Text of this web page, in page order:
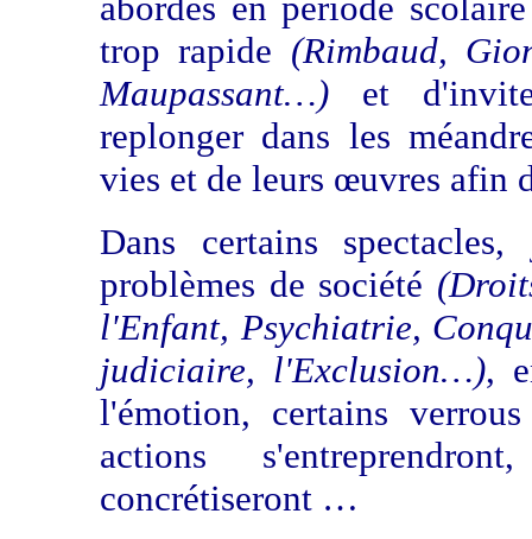
trop rapide (Rimbaud,
Maupassant…) et
replonger dans les
vies et de leurs œuvres afin
Dans certains
problèmes de société
l'Enfant, Psychiatrie,
judiciaire, l'Exclusion…),
l'émotion, certains
actions
concrétiseront …